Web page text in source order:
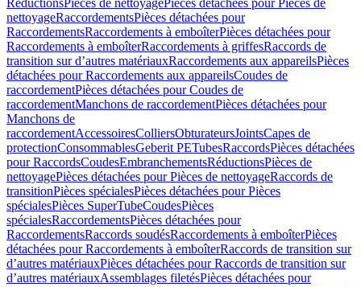
RéductionsPièces de nettoyagePièces détachées pour Pièces de
nettoyageRaccordementsPièces détachées pour
RaccordementsRaccordements à emboîterPièces détachées pour
Raccordements à emboîterRaccordements à griffesRaccords de
transition sur d’autres matériauxRaccordements aux appareilsPièces
détachées pour Raccordements aux appareilsCoudes de
raccordementPièces détachées pour Coudes de
raccordementManchons de raccordementPièces détachées pour
Manchons de
raccordementAccessoiresColliersObturateursJointsCapes de
protectionConsommablesGeberit PETubesRaccordsPièces détachées
pour RaccordsCoudesEmbranchementsRéductionsPièces de
nettoyagePièces détachées pour Pièces de nettoyageRaccords de
transitionPièces spécialesPièces détachées pour Pièces
spécialesPièces SuperTubeCoudesPièces
spécialesRaccordementsPièces détachées pour
RaccordementsRaccords soudésRaccordements à emboîterPièces
détachées pour Raccordements à emboîterRaccords de transition sur
d’autres matériauxPièces détachées pour Raccords de transition sur
d’autres matériauxAssemblages filetésPièces détachées pour